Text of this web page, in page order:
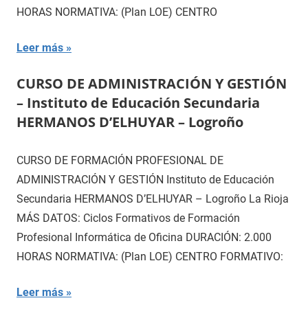
HORAS NORMATIVA: (Plan LOE) CENTRO
Leer más
CURSO DE ADMINISTRACIÓN Y GESTIÓN
– Instituto de Educación Secundaria
HERMANOS D’ELHUYAR – Logroño
CURSO DE FORMACIÓN PROFESIONAL DE
ADMINISTRACIÓN Y GESTIÓN Instituto de Educación
Secundaria HERMANOS D’ELHUYAR – Logroño La Rioja
MÁS DATOS: Ciclos Formativos de Formación
Profesional Informática de Oficina DURACIÓN: 2.000
HORAS NORMATIVA: (Plan LOE) CENTRO FORMATIVO:
Leer más